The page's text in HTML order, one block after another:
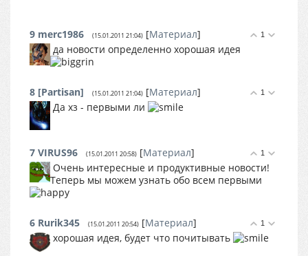
1
9 merc1986 (15.01.2011 21:04) [Материал]
да новости определенно хорошая идея
1
8 [Partisan] (15.01.2011 21:04) [Материал]
Да хз - первыми ли
1
7 VIRUS96 (15.01.2011 20:58) [Материал]
Очень интересные и продуктивные новости!
Теперь мы можем узнать обо всем первыми
1
6 Rurik345 (15.01.2011 20:54) [Материал]
хорошая идея, будет что почитывать